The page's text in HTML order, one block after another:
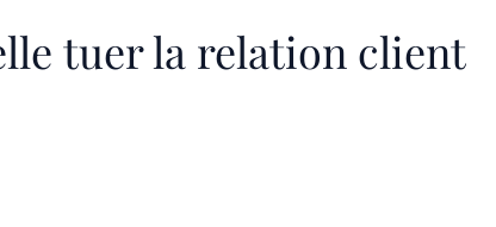
tuer la relation client